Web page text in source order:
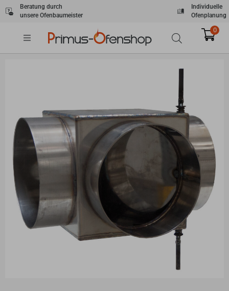
Zum
Inhalt
Beratung durch
unsere Ofenbaumeister
Individuelle
Ofenplanung
0